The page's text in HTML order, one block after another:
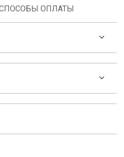
ОПЛАТЫ